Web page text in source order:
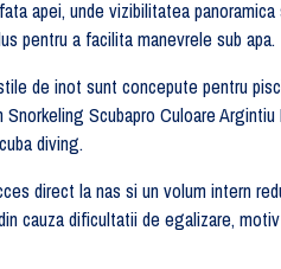
apei, unde vizibilitatea
pentru a facilita manevrele sub apa.
de inot sunt concepute pentru
Scubapro Culoare
diving.
direct la nas si un volum intern
cauza dificultatii de egalizare,